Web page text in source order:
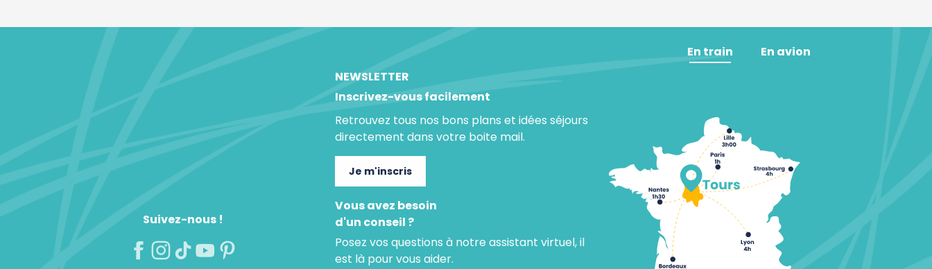
Suivez-nous !
NEWSLETTER
Inscrivez-vous facilement
Retrouvez tous nos bons plans et idées séjours
directement dans votre boite mail.
Je m'inscris
Vous avez besoin
d'un conseil ?
Posez vos questions à notre assistant virtuel, il
est là pour vous aider.
En train En avion